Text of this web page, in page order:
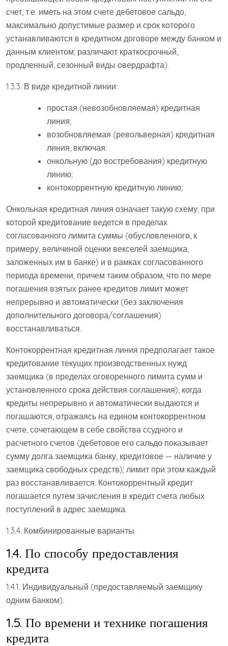
счет, т.е. иметь на этом счете дебетовое сальдо,
максимально допустимые размер и срок которого
устанавливаются в кредитном договоре между банком и
данным клиентом; различают краткосрочный,
продленный, сезонный виды овердрафта).
1.3.3. В виде кредитной линии:
простая (невозобновляемая) кредитная
линия;
возобновляемая (револьверная) кредитная
линия, включая:
онкольную (до востребования) кредитную
линию;
контокоррентную кредитную линию;
Онкольная кредитная линия означает такую схему, при
которой кредитование ведется в пределах
согласованного лимита суммы (обусловленного, к
примеру, величиной оценки векселей заемщика,
заложенных им в банке) и в рамках согласованного
периода времени, причем таким образом, что по мере
погашения взятых ранее кредитов лимит может
непрерывно и автоматически (без заключения
дополнительного договора/соглашения)
восстанавливаться.
Контокоррентная кредитная линия предполагает такое
кредитование текущих производственных нужд
заемщика (в пределах оговоренного лимита сумм и
установленного срока действия соглашения), когда
кредиты непрерывно и автоматически выдаются и
погашаются, отражаясь на едином контокоррентном
счете, сочетающем в себе свойства ссудного и
расчетного счетов (дебетовое его сальдо показывает
сумму долга заемщика банку, кредитовое — наличие у
заемщика свободных средств); лимит при этом каждый
раз восстанавливается. Контокоррентный кредит
погашается путем зачисления в кредит счета любых
поступлений в адрес заемщика.
1.3.4. Комбинированные варианты.
1.4. По способу предоставления
кредита
1.4.1. Индивидуальный (предоставляемый заемщику
одним банком).
1.5. По времени и технике погашения
кредита